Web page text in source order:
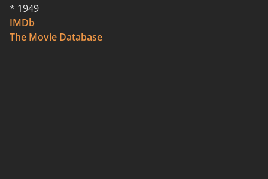
* 1949
IMDb
The Movie Database